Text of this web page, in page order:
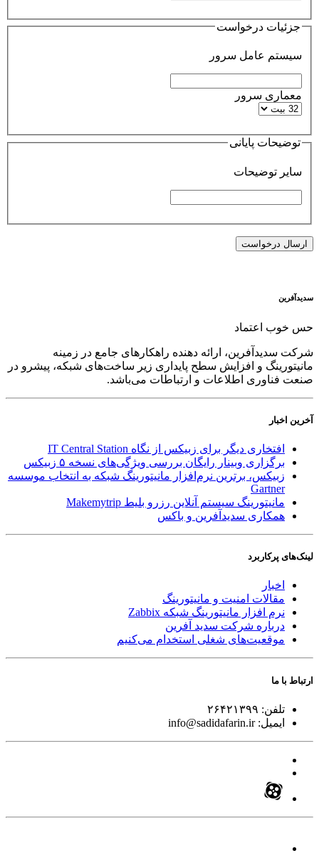
جزئیات درخواست
سیستم عامل سرور
معماری سرور
توضیحات پایانی
سایر توضیحات
سدید‌آفرین
حس خوب اعتماد
شرکت سدید‌آفرین، ارائه دهنده راهکارهای جامع در زمینه
مانیتورینگ و افزایش سطح پایداری زیر ساخت‌های شبکه، پیشرو در
صنعت فناوری اطلاعات و ارتباطات می‌باشد.
آخرین اخبار
افتخاری دیگر برای زبیکس از نگاه IT Central Station
برگزاری وبینار رایگان بررسی ویژگی‌های نسخه ۵ زبیکس
زبیکس، برترین نرم‌افزار مانیتورینگ شبکه به انتخاب موسسه
Gartner
مانیتورینگ سیستم آنلاین رزرو بلیط Makemytrip
همکاری سدیدآفرین و باکس
لینک‌های پر‌کاربرد
اخبار
مقالات امنیت و مانیتورینگ
نرم افزار مانیتورینگ شبکه Zabbix
درباره شرکت سدید آفرین
موقعیت‌های شغلی استخدام ‌می‌کنیم
ارتباط با ما
تلفن: ۲۶۴۲۱۳۹۹
ایمیل:info@sadidafarin.ir